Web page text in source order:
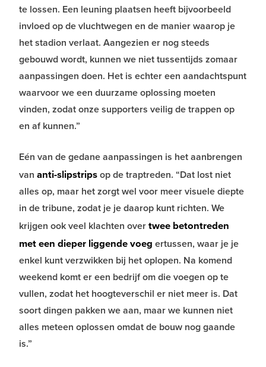
te lossen. Een leuning plaatsen heeft bijvoorbeeld
invloed op de vluchtwegen en de manier waarop je
het stadion verlaat. Aangezien er nog steeds
gebouwd wordt, kunnen we niet tussentijds zomaar
aanpassingen doen. Het is echter een aandachtspunt
waarvoor we een duurzame oplossing moeten
vinden, zodat onze supporters veilig de trappen op
en af kunnen.”
Eén van de gedane aanpassingen is het aanbrengen
van anti-slipstripsop de traptreden. “Dat lost niet
alles op, maar het zorgt wel voor meer visuele diepte
in de tribune, zodat je je daarop kunt richten. We
krijgen ook veel klachten overtwee betontreden
met een dieper liggende voeg ertussen, waar je je
enkel kunt verzwikken bij het oplopen. Na komend
weekend komt er een bedrijf om die voegen op te
vullen, zodat het hoogteverschil er niet meer is. Dat
soort dingen pakken we aan, maar we kunnen niet
alles meteen oplossen omdat de bouw nog gaande
is.”